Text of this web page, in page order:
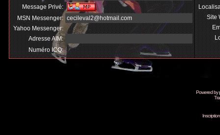
Site
Message Privé:
MSN Messenger: cecileval2@hotmail.com
Yahoo Messenger:
Adresse AIM:
Numéro ICQ:
Powered by